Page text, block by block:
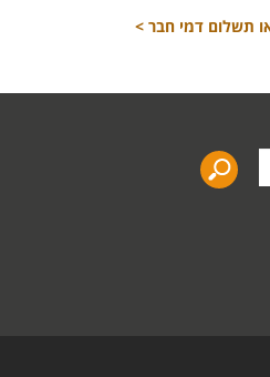
תשלום דמי חבר >